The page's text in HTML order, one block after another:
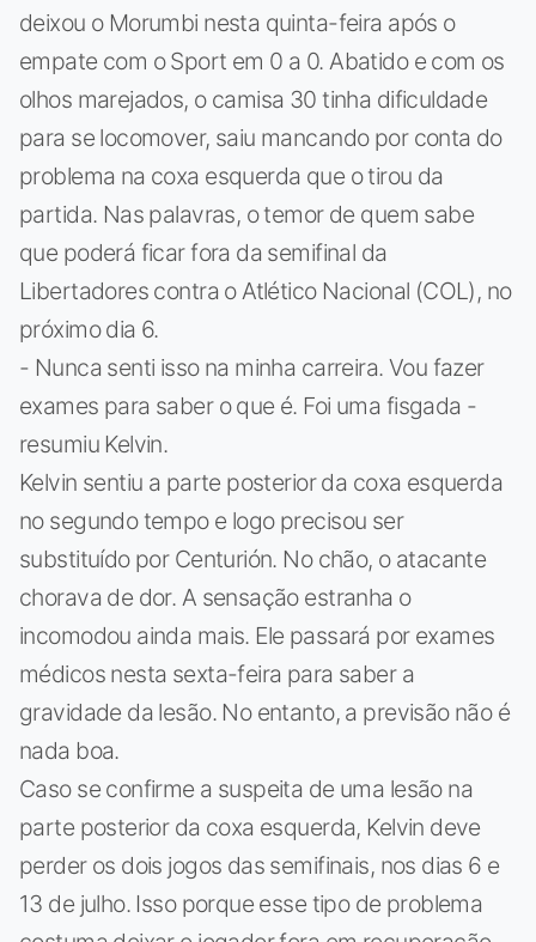
deixou o Morumbi nesta quinta-feira após o
empate com o Sport em 0 a 0. Abatido e com os
olhos marejados, o camisa 30 tinha dificuldade
para se locomover, saiu mancando por conta do
problema na coxa esquerda que o tirou da
partida. Nas palavras, o temor de quem sabe
que poderá ficar fora da semifinal da
Libertadores contra o Atlético Nacional (COL), no
próximo dia 6.
- Nunca senti isso na minha carreira. Vou fazer
exames para saber o que é. Foi uma fisgada -
resumiu Kelvin.
Kelvin sentiu a parte posterior da coxa esquerda
no segundo tempo e logo precisou ser
substituído por Centurión. No chão, o atacante
chorava de dor. A sensação estranha o
incomodou ainda mais. Ele passará por exames
médicos nesta sexta-feira para saber a
gravidade da lesão. No entanto, a previsão não é
nada boa.
Caso se confirme a suspeita de uma lesão na
parte posterior da coxa esquerda, Kelvin deve
perder os dois jogos das semifinais, nos dias 6 e
13 de julho. Isso porque esse tipo de problema